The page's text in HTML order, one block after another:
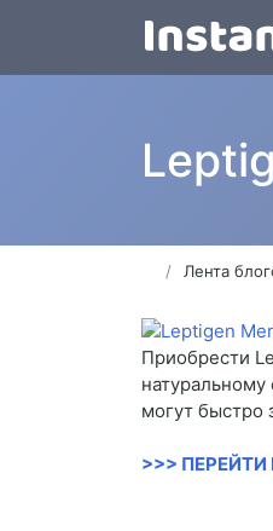
Лента
Приобрести
могут быстро
>>>